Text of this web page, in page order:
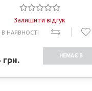
Залишити відгук
НАЯВНОСТІ
грн. НЕМАЄ В